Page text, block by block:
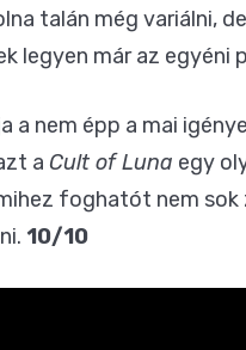
talán még variálni,
legyen már az egyéni
a nem épp a mai
a Cult of Luna egy
foghatót nem sok
10/10